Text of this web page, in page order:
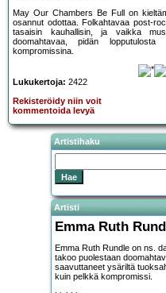
May Our Chambers Be Full on
osannut odottaa. Folkahtavaa post-
tasaisin kauhallisin, ja vaikka
doomahtavaa, pidän
kompromissina.
Lukukertoja: 2422
Rekisteröidy niin voit
kommentoida levyä
Artistihaku
Artisti
Emma Ruth
Emma Ruth Rundle on ns.
takoo puolestaan
saavuttaneet ysäriltä
kuin pelkkä kompromissi.